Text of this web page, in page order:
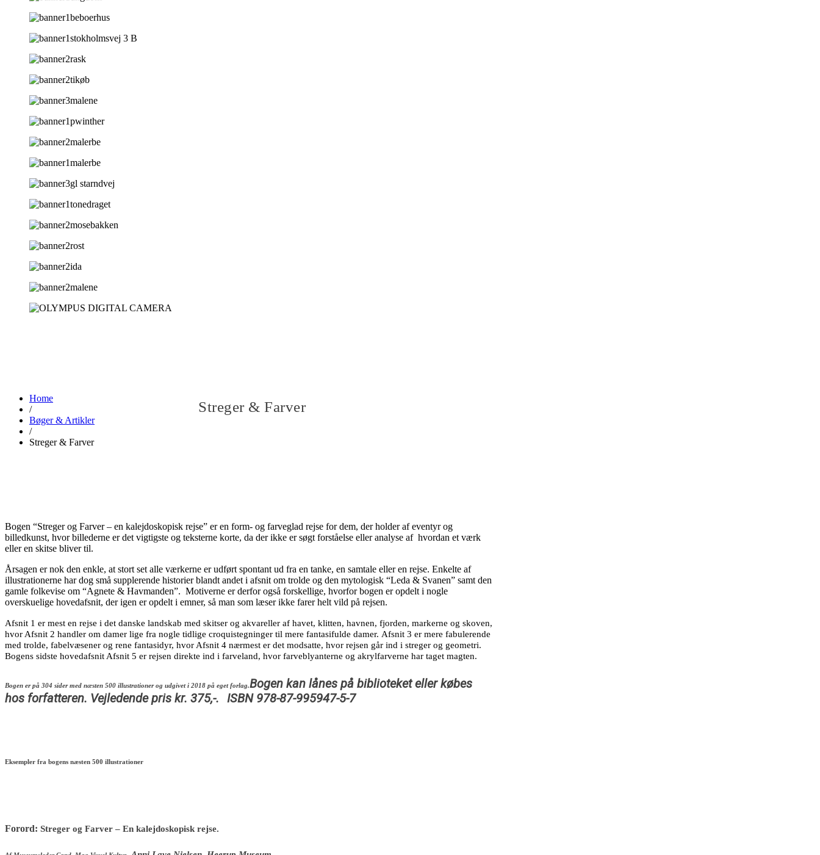
Streger & Farver
Home
/
Bøger & Artikler
/
Streger & Farver
Bogen “Streger og Farver – en kalejdoskopisk rejse” er en form- og farveglad rejse for dem, der holder af eventyr og
billedkunst, hvor billederne er det vigtigste og teksterne korte, da der ikke er søgt forståelse eller analyse af hvordan et værk
eller en skitse bliver til.
Årsagen er nok den enkle, at stort set alle værkerne er udført spontant ud fra en tanke, en samtale eller en rejse. Enkelte af
illustrationerne har dog små supplerende historier blandt andet i afsnit om trolde og den mytologisk “Leda & Svanen” samt den
gamle folkevise om “Agnete & Havmanden”. Motiverne er derfor også forskellige, hvorfor bogen er opdelt i nogle
overskuelige hovedafsnit, der igen er opdelt i emner, så man som læser ikke farer helt vild på rejsen.
Afsnit 1 er mest en rejse i det danske landskab med skitser og akvareller af havet, klitten, havnen, fjorden, markerne og skoven,
hvor Afsnit 2 handler om damer lige fra nogle tidlige croquistegninger til mere fantasifulde damer. Afsnit 3 er mere fabulerende
med trolde, fabelvæsener og rene fantasidyr, hvor Afsnit 4 nærmest er det modsatte, hvor rejsen går ind i streger og geometri.
Bogens sidste hovedafsnit Afsnit 5 er rejsen direkte ind i farveland, hvor farveblyanterne og akrylfarverne har taget magten.
Bogen er på 304 sider med næsten 500 illustrationer og udgivet i 2018 på eget forlag.Bogen kan lånes på biblioteket eller købes
hos forfatteren. Vejledende pris kr. 375,-. ISBN 978-87-995947-5-7
Eksempler fra bogens næsten 500 illustrationer
Forord: Streger og Farver – En kalejdoskopisk rejse.